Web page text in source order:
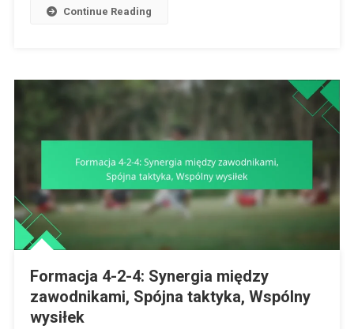
Continue Reading
Formacja 4-2-4: Synergia między
zawodnikami, Spójna taktyka, Wspólny
wysiłek